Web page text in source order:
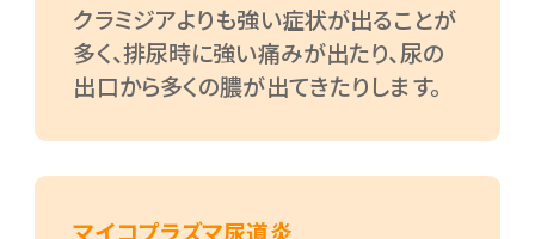
クラミジアよりも強い症状が出ることが
多く、排尿時に強い痛みが出たり、尿の
出口から多くの膿が出てきたりします。
マイコプラズマ尿道炎